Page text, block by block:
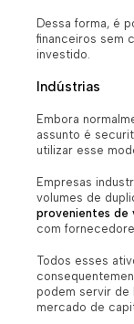
Dessa forma, é
financeiros sem
investido.
Indústrias
Embora
assunto é
utilizar esse
Empresas
volumes de
provenientes de
com
Todos esses
podem servir de
mercado de